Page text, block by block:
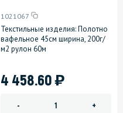
1021067
Текстильные изделия: Полотно
вафельное 45см ширина, 200г/
м2 рулон 60м
4 458.60)
- +